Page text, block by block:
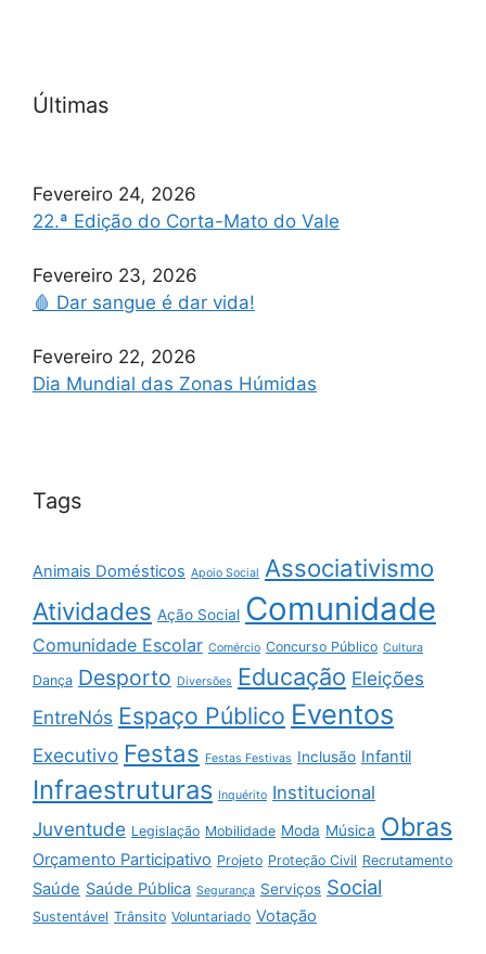
Últimas
Fevereiro 24, 2026
22.ª Edição do Corta-Mato do Vale
Fevereiro 23, 2026
🩸 Dar sangue é dar vida!
Fevereiro 22, 2026
Dia Mundial das Zonas Húmidas
Tags
Animais Domésticos Apoio Social Associativismo
Atividades Ação Social Comunidade
Comunidade Escolar Comércio Concurso Público Cultura
Dança Desporto Diversões Educação Eleições
EntreNós Espaço Público Eventos
Executivo Festas Festas Festivas Inclusão Infantil
Infraestruturas Inquérito Institucional
Juventude Legislação Mobilidade Moda Música Obras
Orçamento Participativo Projeto Proteção Civil Recrutamento
Saúde Saúde Pública Segurança Serviços Social
Sustentável Trânsito Voluntariado Votação